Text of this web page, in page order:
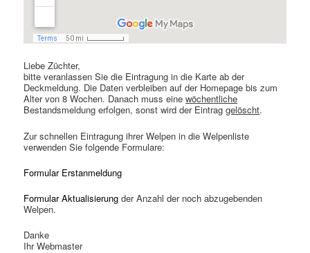
Liebe Züchter,
bitte veranlassen Sie die Eintragung in die Karte ab der
Deckmeldung. Die Daten verbleiben auf der Homepage bis zum
Alter von 8 Wochen. Danach muss einewöchentliche
Bestandsmeldung erfolgen, sonst wird der Eintraggelöscht.
Zur schnellen Eintragung ihrer Welpen in die Welpenliste
verwenden Sie folgende Formulare:
Formular Erstanmeldung
Formular Aktualisierung der Anzahl der noch abzugebenden
Welpen.
Danke
Ihr Webmaster